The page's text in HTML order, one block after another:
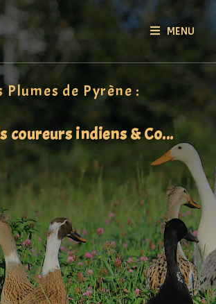
MENU
Plumes de Pyrène :
coureurs indiens & Co...